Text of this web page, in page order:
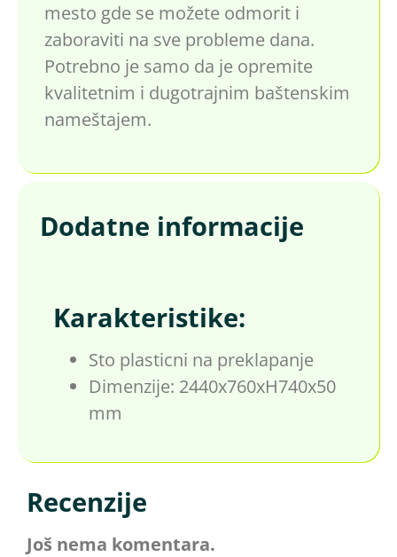
mesto gde se možete odmorit i
zaboraviti na sve probleme dana.
Potrebno je samo da je opremite
kvalitetnim i dugotrajnim baštenskim
nameštajem.
Dodatne informacije
Karakteristike:
Sto plasticni na preklapanje
Dimenzije: 2440x760xH740x50
mm
Recenzije
Još nema komentara.